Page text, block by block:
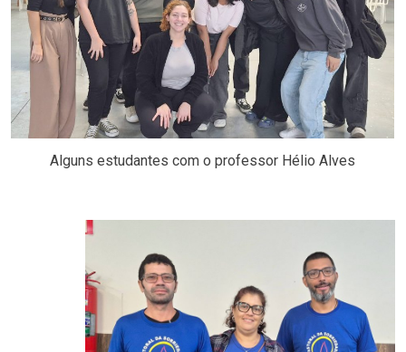
Alguns estudantes com o professor Hélio Alves